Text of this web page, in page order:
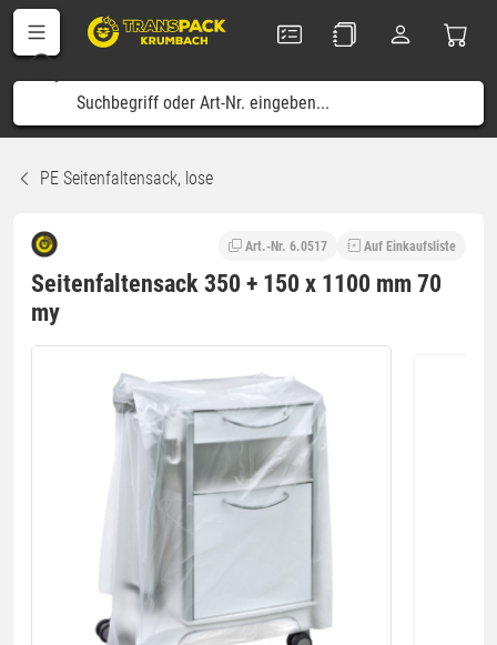
PE Seitenfaltensack, lose
Art.-Nr. 6.0517 Auf Einkaufsliste
Seitenfaltensack 350 + 150 x 1100 mm 70
my